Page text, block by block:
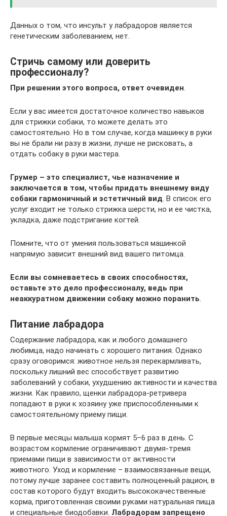
Данных о том, что инсульт у лабрадоров является
генетическим заболеванием, нет.
Стричь самому или доверить
профессионалу?
При решении этого вопроса, ответ очевиден.
Если у вас имеется достаточное количество навыков
для стрижки собаки, то можете делать это
самостоятельно. Но в том случае, когда машинку в руки
вы не брали ни разу в жизни, лучше не рисковать, а
отдать собаку в руки мастера.
Грумер – это специалист, чье назначение и
заключается в том, чтобы придать внешнему виду
собаки гармоничный и эстетичный вид. В список его
услуг входит не только стрижка шерсти, но и ее чистка,
укладка, даже подстригание когтей.
Помните, что от умения пользоваться машинкой
напрямую зависит внешний вид вашего питомца.
Если вы сомневаетесь в своих способностях,
оставьте это дело профессионалу, ведь при
неаккуратном движении собаку можно поранить.
Питание лабрадора
Содержание лабрадора, как и любого домашнего
любимца, надо начинать с хорошего питания. Однако
сразу оговоримся: животное нельзя перекармливать,
поскольку лишний вес способствует развитию
заболеваний у собаки, ухудшению активности и качества
жизни. Как правило, щенки лабрадора-ретривера
попадают в руки к хозяину уже приспособленными к
самостоятельному приему пищи.
В первые месяцы малыша кормят 5–6 раз в день. С
возрастом кормление ограничивают двумя-тремя
приемами пищи в зависимости от активности
животного. Уход и кормление – взаимосвязанные вещи,
потому лучше заранее составить полноценный рацион, в
состав которого будут входить высококачественные
корма, приготовленная своими руками натуральная пища
и специальные биодобавки. Лабрадорам запрещено